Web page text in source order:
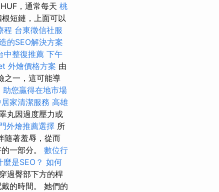
HUF，通常每天 桃
短鏈，上面可以
程 台東徵信社服
的SEO解決方案
中整復推薦 下午
外燴價格方案 由
之一，這可能導
助您贏得在地市場
家清潔服務 高雄
丸因過度壓力或
外燴推薦選擇 所
隨著羞辱，從而
一部分。 數位行
麼是SEO？ 如何
過臀部下方的桿
的時間。 她們的